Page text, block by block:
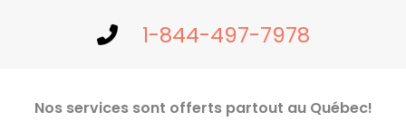
1-844-497-7978
Nos services sont offerts partout au Québec!